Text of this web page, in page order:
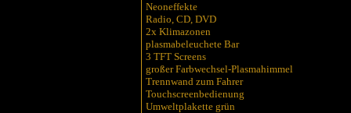
Neoneffekte
Radio, CD, DVD
2x Klimazonen
plasmabeleuchete Bar
3 TFT Screens
großer Farbwechsel-Plasmahimmel
Trennwand zum Fahrer
Touchscreenbedienung
Umweltplakette grün